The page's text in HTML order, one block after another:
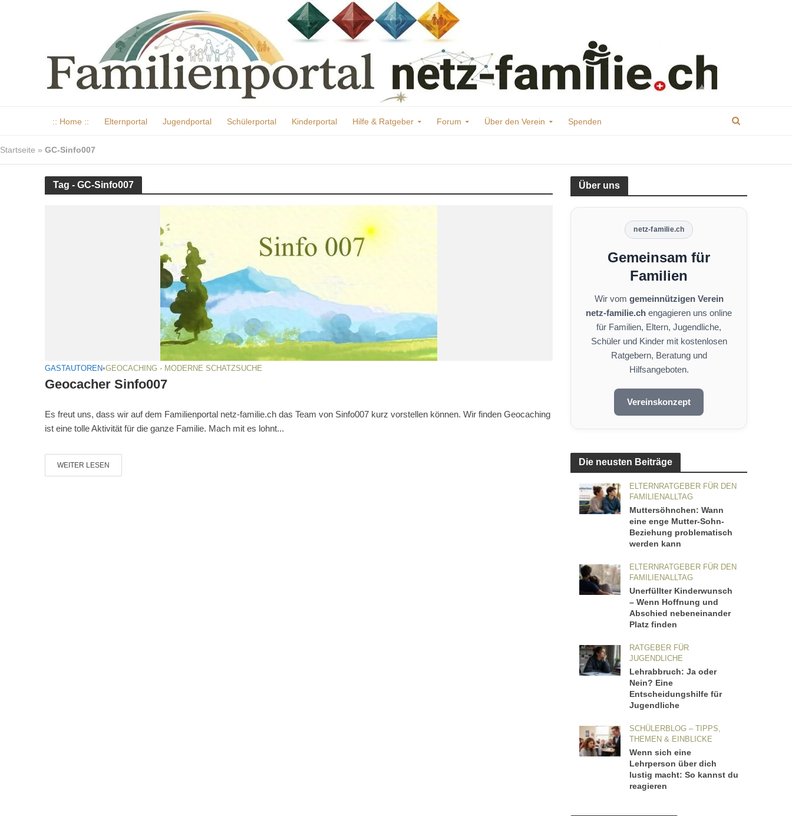
:: Home :: Elternportal Jugendportal Schülerportal Kinderportal Hilfe & Ratgeber Forum Über den Verein Spenden
Startseite » GC-Sinfo007
Tag - GC-Sinfo007
GASTAUTOREN•GEOCACHING - MODERNE SCHATZSUCHE
Geocacher Sinfo007
Es freut uns, dass wir auf dem Familienportal netz-familie.ch das Team von Sinfo007 kurz vorstellen können. Wir finden Geocaching
ist eine tolle Aktivität für die ganze Familie. Mach mit es lohnt...
WEITER LESEN
Über uns
netz-familie.ch
Gemeinsam für
Familien
Wir vom gemeinnützigen Verein
netz-familie.ch engagieren uns online
für Familien, Eltern, Jugendliche,
Schüler und Kinder mit kostenlosen
Ratgebern, Beratung und
Hilfsangeboten.
Vereinskonzept
Die neusten Beiträge
ELTERNRATGEBER FÜR DEN
FAMILIENALLTAG
Muttersöhnchen: Wann
eine enge Mutter-Sohn-
Beziehung problematisch
werden kann
ELTERNRATGEBER FÜR DEN
FAMILIENALLTAG
Unerfüllter Kinderwunsch
– Wenn Hoffnung und
Abschied nebeneinander
Platz finden
RATGEBER FÜR
JUGENDLICHE
Lehrabbruch: Ja oder
Nein? Eine
Entscheidungshilfe für
Jugendliche
SCHÜLERBLOG – TIPPS,
THEMEN & EINBLICKE
Wenn sich eine
Lehrperson über dich
lustig macht: So kannst du
reagieren